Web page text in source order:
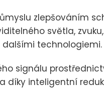
zlepšováním
světla, zvuku,
dalšími technologiemi.
signálu
díky inteligentní